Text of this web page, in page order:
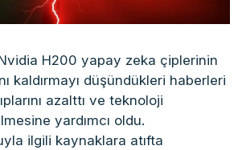
H200 yapay zeka çiplerinin
kaldırmayı düşündükleri haberleri
azalttı ve teknoloji
yardımcı oldu.
ilgili kaynaklara atıfta